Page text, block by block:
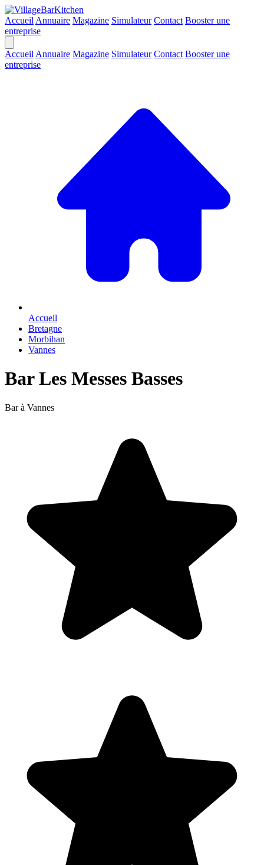
Accueil Annuaire Magazine Simulateur Contact Booster une
entreprise
Accueil Annuaire Magazine Simulateur Contact Booster une
entreprise
Accueil
Bretagne
Morbihan
Vannes
Bar Les Messes Basses
Bar à Vannes